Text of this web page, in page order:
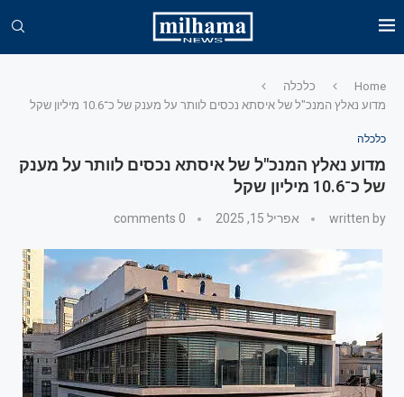
Home
כלכלה
מדוע נאלץ המנכ"ל של איסתא נכסים לוותר על מענק של כ־10.6 מיליון שקל
כלכלה
מדוע נאלץ המנכ"ל של איסתא נכסים לוותר על מענק
של כ־10.6 מיליון שקל
written by אפריל 15, 2025 0 comments